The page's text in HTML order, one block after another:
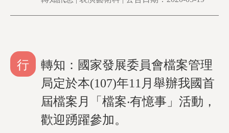
行
轉知：國家發展委員會檔案管理
局定於本(107)年11月舉辦我國首
屆檔案月「檔案‧有憶事」活動，
歡迎踴躍參加。